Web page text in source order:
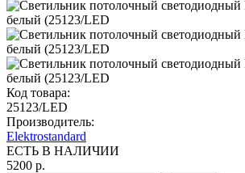
Код товара:
25123/LED
Производитель:
Elektrostandard
ЕСТЬ В НАЛИЧИИ
5200 р.